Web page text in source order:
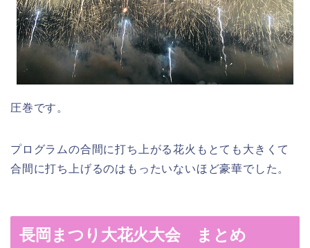
圧巻です。
プログラムの合間に打ち上がる花火もとても大きくて
合間に打ち上げるのはもったいないほど豪華でした。
長岡まつり大花火大会 まとめ